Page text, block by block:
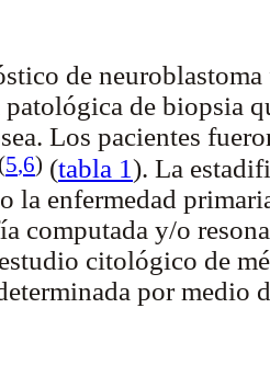
de
patológica de biopsia
Los pacientes
(5,6) (tabla 1). La
la enfermedad
computada y/o
citológico de
por medio